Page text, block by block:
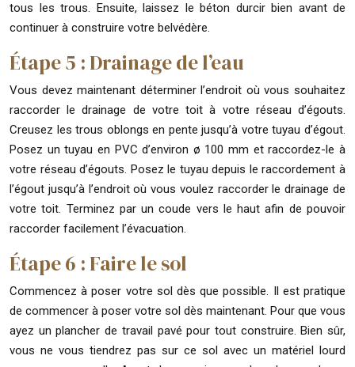
tous les trous. Ensuite, laissez le béton durcir bien avant de
continuer à construire votre belvédère.
Étape 5 : Drainage de l’eau
Vous devez maintenant déterminer l’endroit où vous souhaitez
raccorder le drainage de votre toit à votre réseau d’égouts.
Creusez les trous oblongs en pente jusqu’à votre tuyau d’égout.
Posez un tuyau en PVC d’environ ø 100 mm et raccordez-le à
votre réseau d’égouts. Posez le tuyau depuis le raccordement à
l’égout jusqu’à l’endroit où vous voulez raccorder le drainage de
votre toit. Terminez par un coude vers le haut afin de pouvoir
raccorder facilement l’évacuation.
Étape 6 : Faire le sol
Commencez à poser votre sol dès que possible. Il est pratique
de commencer à poser votre sol dès maintenant. Pour que vous
ayez un plancher de travail pavé pour tout construire. Bien sûr,
vous ne vous tiendrez pas sur ce sol avec un matériel lourd